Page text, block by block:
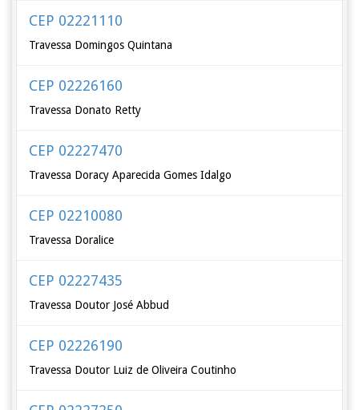
CEP 02221110
Travessa Domingos Quintana
CEP 02226160
Travessa Donato Retty
CEP 02227470
Travessa Doracy Aparecida Gomes Idalgo
CEP 02210080
Travessa Doralice
CEP 02227435
Travessa Doutor José Abbud
CEP 02226190
Travessa Doutor Luiz de Oliveira Coutinho